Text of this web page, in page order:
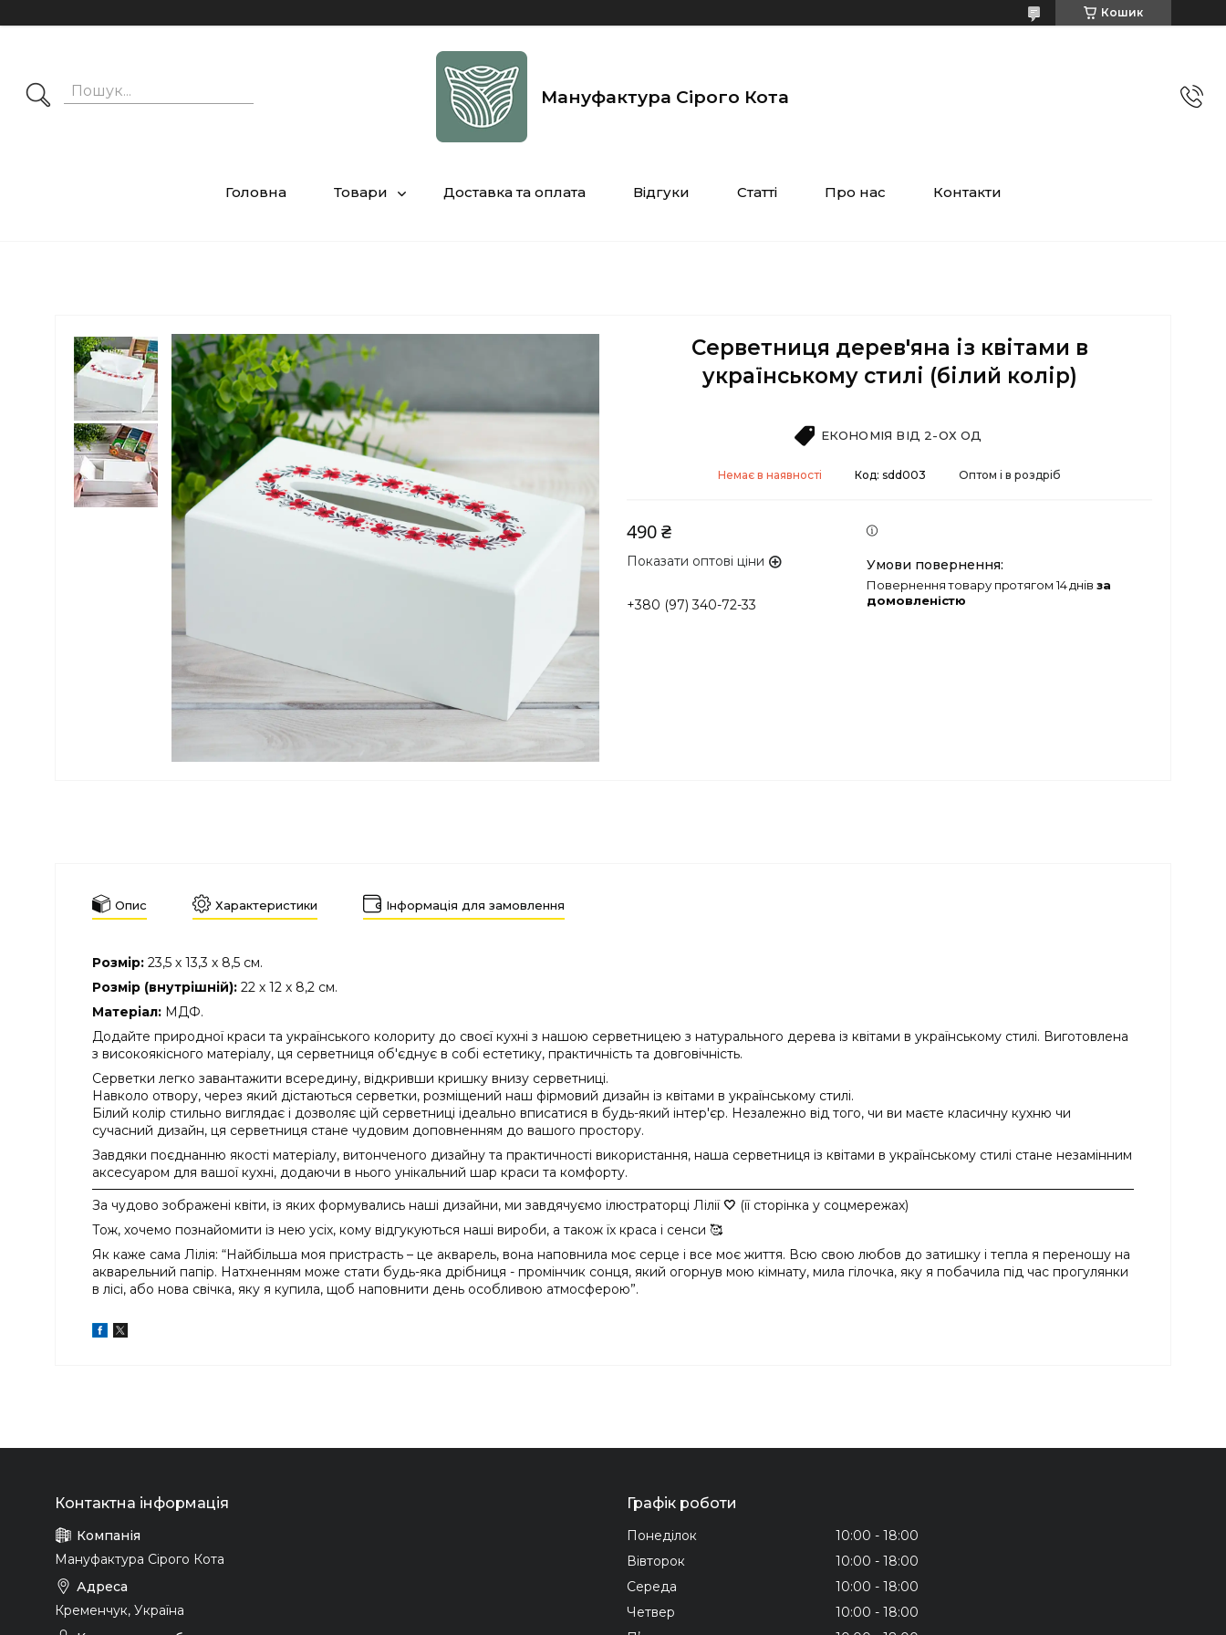
Кошик
Мануфактура Сірого Кота
Головна Товари Доставка та оплата Відгуки Статті Про нас Контакти
Серветниця дерев'яна із квітами в
українському стилі (білий колір)
ЕКОНОМІЯ ВІД 2-ОХ ОД
Немає в наявності Оптом і в роздріб
Код: sdd003
490 ₴
Показати оптові ціни
+380 (97) 340-72-33
повернення товару протягом 14 днів за
домовленістю
Опис Характеристики Інформація для замовлення
Розмір: 23,5 х 13,3 х 8,5 см.
Розмір (внутрішній): 22 х 12 х 8,2 см.
Матеріал: МДФ.
Додайте природної краси та українського колориту до своєї кухні з нашою серветницею з натурального дерева із квітами в українському стилі. Виготовлена
з високоякісного матеріалу, ця серветниця об'єднує в собі естетику, практичність та довговічність.
Серветки легко завантажити всередину, відкривши кришку внизу серветниці.
Навколо отвору, через який дістаються серветки, розміщений наш фірмовий дизайн із квітами в українському стилі.
Білий колір стильно виглядає і дозволяє цій серветниці ідеально вписатися в будь-який інтер'єр. Незалежно від того, чи ви маєте класичну кухню чи
сучасний дизайн, ця серветниця стане чудовим доповненням до вашого простору.
Завдяки поєднанню якості матеріалу, витонченого дизайну та практичності використання, наша серветниця із квітами в українському стилі стане незамінним
аксесуаром для вашої кухні, додаючи в нього унікальний шар краси та комфорту.
За чудово зображені квіти, із яких формувались наші дизайни, ми завдячуємо ілюстраторці Лілії🤍 (її сторінка у соцмережах)
Тож, хочемо познайомити із нею усіх, кому відгукуються наші вироби, а також їх краса і сенси 🥰
Як каже сама Лілія: “Найбільша моя пристрасть – це акварель, вона наповнила моє серце і все моє життя. Всю свою любов до затишку і тепла я переношу на
акварельний папір. Натхненням може стати будь-яка дрібниця - промінчик сонця, який огорнув мою кімнату, мила гілочка, яку я побачила під час прогулянки
в лісі, або нова свічка, яку я купила, щоб наповнити день особливою атмосферою”.
Мануфактура Сірого Кота
Кременчук, Україна
Графік роботи
Понеділок 10:00
18:00
Вівторок
10:00
18:00
Середа
10:00
18:00
Четвер
10:00
18:00